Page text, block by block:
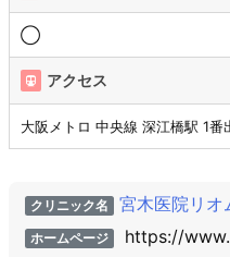
◯
アクセス
大阪メトロ 中央線 深江橋駅 1番
クリニック名 宮木医院リオ
ホームページ https://